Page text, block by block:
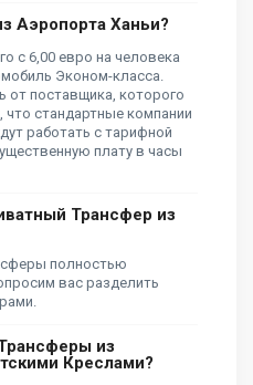
Аэропорта Ханьи?
с 6,00 евро на человека
Эконом-класса.
от поставщика, которого
стандартные компании
работать с тарифной
плату в часы
Трансфер из
полностью
вас разделить
из
Креслами?